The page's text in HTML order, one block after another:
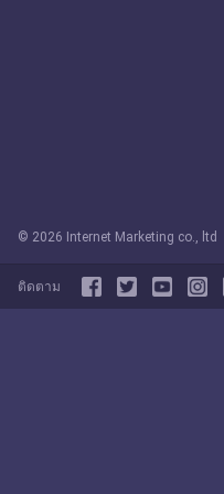
© 2026 Internet Marketing co., ltd
ติดตาม